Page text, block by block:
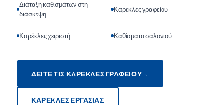
Διάταξη καθισμάτων στη
διάσκεψη
Καρέκλες γραφείου
Καρέκλες χειριστή Καθίσματα σαλονιού
ΔΕΊΤΕ ΤΙΣ ΚΑΡΈΚΛΕΣ ΓΡΑΦΕΊΟΥ→
ΚΑΡΈΚΛΕΣ ΕΡΓΑΣΊΑΣ